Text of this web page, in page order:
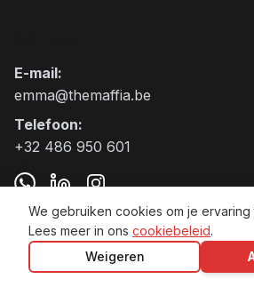
We gebruiken cookies om je
Lees meer in ons cookiebeleid.
Weigeren
E-mail:
emma@themaffia.be
Telefoon:
+32 486 950 601
The Maffia BV
Algemene voorwaarden